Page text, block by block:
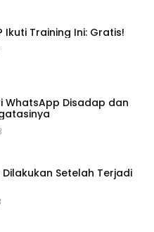
Ikuti Training Ini: Gratis!
WhatsApp Disadap dan
Dilakukan Setelah Terjadi